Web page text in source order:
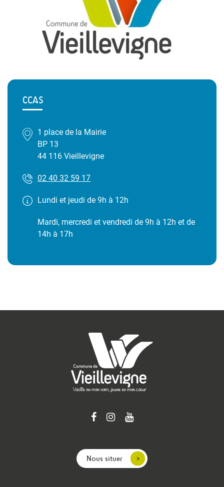
CCAS
1 place de la Mairie
BP 13
44 116 Vieillevigne
02 40 32 59 17
Lundi et jeudi de 9h à 12h
Mardi, mercredi et vendredi de 9h à 12h et de
14h à 17h
Nous situer